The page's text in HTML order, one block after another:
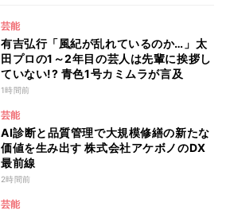
芸能
有吉弘行「風紀が乱れているのか…」太
田プロの1～2年目の芸人は先輩に挨拶し
ていない!? 青色1号カミムラが言及
1時間前
芸能
AI診断と品質管理で大規模修繕の新たな
価値を生み出す 株式会社アケボノのDX
最前線
2時間前
芸能